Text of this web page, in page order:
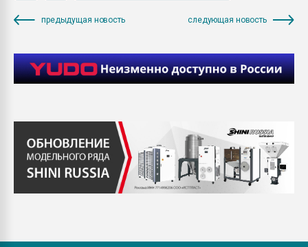
предыдущая новость следующая новость